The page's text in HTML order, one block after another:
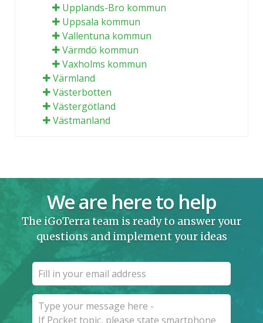
Upplands-Bro kommun
Uppsala kommun
Vallentuna kommun
Värmdö kommun
Vaxholms kommun
Värmland
Västerbotten
Västergötland
Västmanland
We are here to help
The iGoTerra team is ready to answer your
questions and implement your ideas